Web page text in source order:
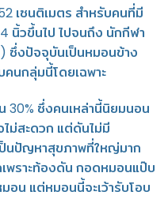
เซนติเมตร สำหรับคนที่มี
นิ้วขึ้นไป ไปจนถึง นักกีฬา
ซึ่งปัจจุบันเป็นหมอนข้าง
นกลุ่มนี้โดยเฉพาะ
30% ซึ่งคนเหล่านี้นิยมนอน
ไม่สะดวก แต่ดันไม่มี
นปัญหาสุขภาพที่ใหญ่มาก
พราะท้องดัน กอดหมอนแป๊บ
อน แต่หมอนนี้จะเว้ารับโอบ